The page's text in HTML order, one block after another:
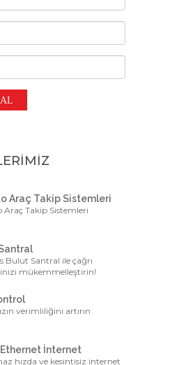
Araç Takip Sistemleri
Araç Takip Sistemleri
Bulut Santral ile çağrı
mükemmelleştirin!
verimliliğini artırın
İnternet
hızda ve kesintisiz internet